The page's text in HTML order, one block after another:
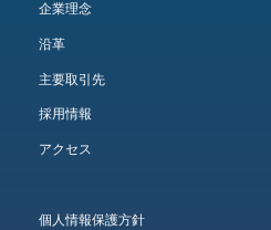
企業理念
沿革
主要取引先
採用情報
アクセス
個人情報保護方針